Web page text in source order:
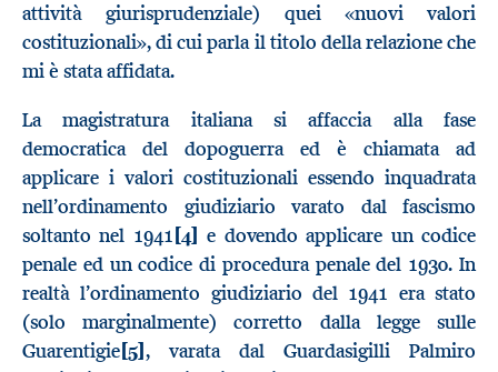
attività giurisprudenziale) quei «nuovi valori
costituzionali», di cui parla il titolo della relazione che
mi è stata affidata.
La magistratura italiana si affaccia alla fase
democratica del dopoguerra ed è chiamata ad
applicare i valori costituzionali essendo inquadrata
nell’ordinamento giudiziario varato dal fascismo
soltanto nel 1941 [4] e dovendo applicare un codice
penale ed un codice di procedura penale del 1930. In
realtà l’ordinamento giudiziario del 1941 era stato
(solo marginalmente) corretto dalla legge sulle
Guarentigie[5], varata dal Guardasigilli Palmiro